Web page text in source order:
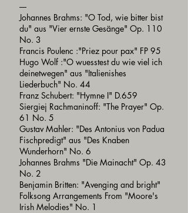
----
Johannes Brahms: "O Tod, wie bitter bist
du" aus "Vier ernste Gesänge" Op. 110
No. 3
Francis Poulenc :"Priez pour pax" FP 95
Hugo Wolf :"O wuesstest du wie viel ich
deinetwegen" aus "Italienishes
Liederbuch" No. 44
Franz Schubert: "Hymne I" D.659
Siergiej Rachmaninoff: "The Prayer" Op.
61 No. 5
Gustav Mahler: "Des Antonius von Padua
Fischpredigt" aus "Des Knaben
Wunderhorn" No. 6
Johannes Brahms "Die Mainacht" Op. 43
No. 2
Benjamin Britten: "Avenging and bright"
Folksong Arrangements From "Moore's
Irish Melodies" No. 1